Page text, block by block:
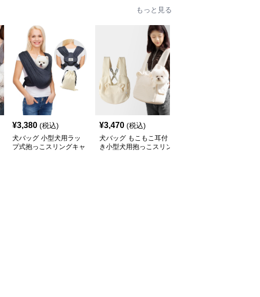
もっと見る
¥3,380 (税込)
犬バッグ 小型犬用ラッ
プ式抱っこスリングキャ
¥3,470 (税込)
犬バッグ もこもこ耳付
き小型犬用抱っこスリン